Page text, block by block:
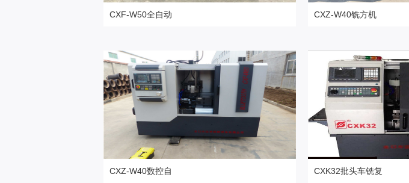
CXF-W50全自动 CXZ-W40铣方机
CXZ-W40数控自 CXK32批头车铣复